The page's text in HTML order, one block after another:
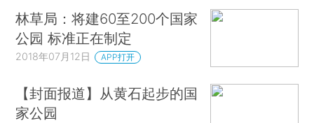
林草局：将建60至200个国家
公园 标准正在制定
2018年07月12日 APP打开
【封面报道】从黄石起步的国
家公园